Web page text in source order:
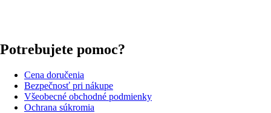
Potrebujete pomoc?
Cena doručenia
Bezpečnosť pri nákupe
Všeobecné obchodné podmienky
Ochrana súkromia